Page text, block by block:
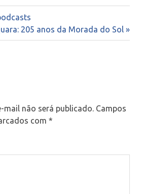
205 anos da Morada do Sol
mail não será publicado. Campos
com *